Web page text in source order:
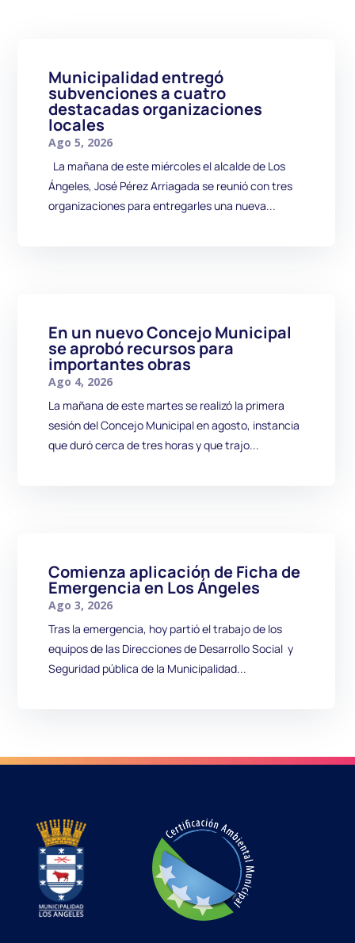
Municipalidad entregó
subvenciones a cuatro
destacadas organizaciones
locales
Ago 5, 2026
La mañana de este miércoles el alcalde de Los
Ángeles, José Pérez Arriagada se reunió con tres
organizaciones para entregarles una nueva...
En un nuevo Concejo Municipal
se aprobó recursos para
importantes obras
Ago 4, 2026
La mañana de este martes se realizó la primera
sesión del Concejo Municipal en agosto, instancia
que duró cerca de tres horas y que trajo...
Comienza aplicación de Ficha de
Emergencia en Los Ángeles
Ago 3, 2026
Tras la emergencia, hoy partió el trabajo de los
equipos de las Direcciones de Desarrollo Social y
Seguridad pública de la Municipalidad...